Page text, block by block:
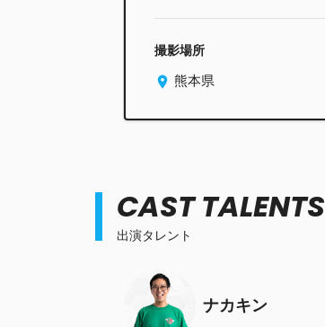
撮影場所
熊本県
出演タレント
CAST TALENTS
ナカキン